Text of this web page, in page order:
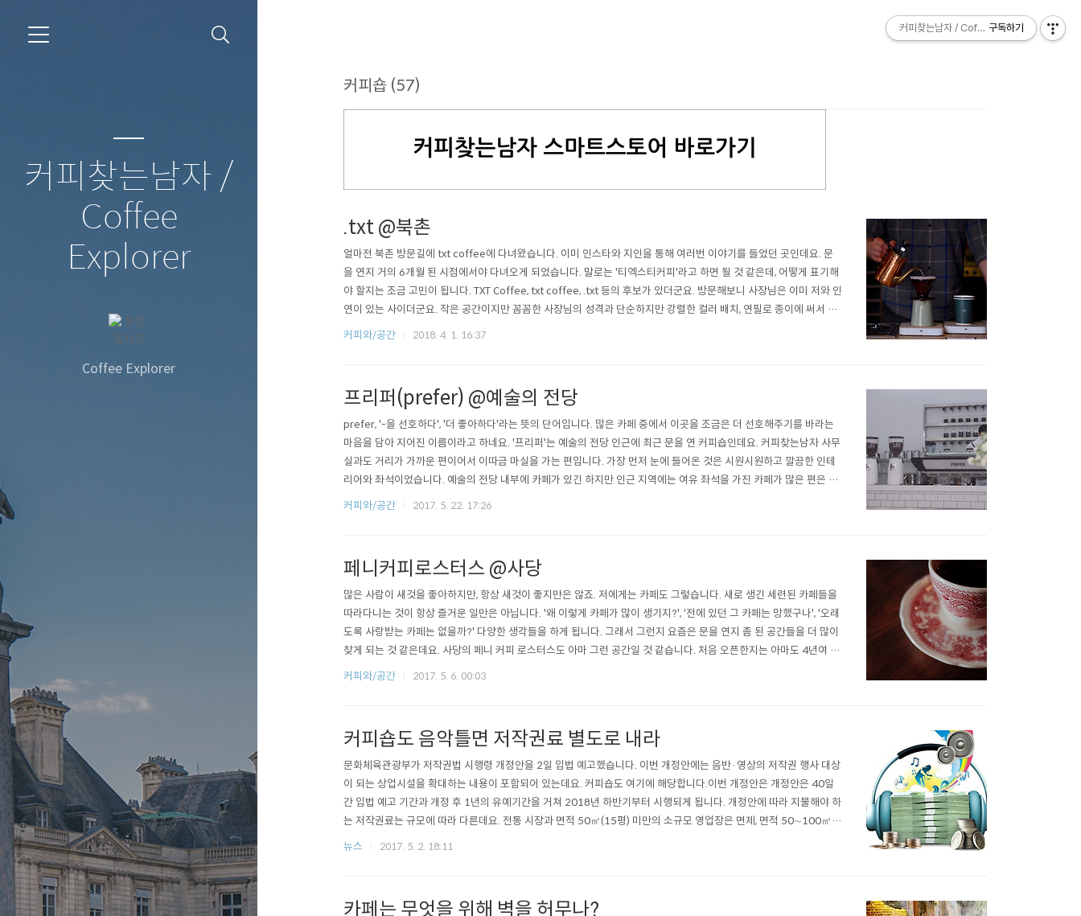
커피찾는남자 /
Coffee
Explorer
Coffee Explorer
커피숍 (57)
커피찾는남자 / Coffee Explorer
구독하기
.txt @북촌
얼마전 북촌 방문길에 txt coffee에 다녀왔습니다. 이미 인스타와 지인을 통해 여러번 이야기를 들었던 곳인데요. 문
을 연지 거의 6개월 된 시점에서야 다녀오게 되었습니다. 말로는 '티엑스티커피'라고 하면 될 것 같은데, 어떻게 표기해
야 할지는 조금 고민이 됩니다. TXT Coffee, txt coffee, .txt 등의 후보가 있더군요. 방문해보니 사장님은 이미 저와 인
연이 있는 사이더군요. 작은 공간이지만 꼼꼼한 사장님의 성격과 단순하지만 강렬한 컬러 배치, 연필로 종이에 써서 주
문하는 방식 등이 기억에 남습니다. 음료 가격은 6천원 선으로 약간 높은 편이지만, 핸드드립은 물론 우유 기반의 커피
커피와/공간 2018. 4. 1. 16:37
프리퍼(prefer) @예술의 전당
prefer, '-을 선호하다', '더 좋아하다'라는 뜻의 단어입니다. 많은 카페 중에서 이곳을 조금은 더 선호해주기를 바라는
마음을 담아 지어진 이름이라고 하네요. '프리퍼'는 예술의 전당 인근에 최근 문을 연 커피숍인데요. 커피찾는남자 사무
실과도 거리가 가까운 편이어서 이따금 마실을 가는 편입니다. 가장 먼저 눈에 들어온 것은 시원시원하고 깔끔한 인테
리어와 좌석이었습니다. 예술의 전당 내부에 카페가 있긴 하지만 인근 지역에는 여유 좌석을 가진 카페가 많은 편은 아
니었는데요. 프리퍼 정도면 제법 좌석이 많은 편인 것 같습니다. 다음으로 인상적이었던 부분은 콜드브루, 브루잉, 라떼
커피와/공간 2017. 5. 22. 17:26
페니커피로스터스 @사당
많은 사람이 새것을 좋아하지만, 항상 새것이 좋지만은 않죠. 저에게는 카페도 그렇습니다. 새로 생긴 세련된 카페들을
따라다니는 것이 항상 즐거운 일만은 아닙니다. '왜 이렇게 카페가 많이 생기지?', '전에 있던 그 카페는 망했구나', '오래
도록 사랑받는 카페는 없을까?' 다양한 생각들을 하게 됩니다. 그래서 그런지 요즘은 문을 연지 좀 된 공간들을 더 많이
찾게 되는 것 같은데요. 사당의 페니 커피 로스터스도 아마 그런 공간일 것 같습니다. 처음 오픈한지는 아마도 4년여 전
인데요. 새로운 것을 찾아 헤매는 사람들이 떠난 자리를, 그 공간을 아늑하게 여기는 사람들이 채우고 있습니다. 2개의
커피와/공간 2017. 5. 6. 00:03
커피숍도 음악틀면 저작권료 별도로 내라
문화체육관광부가 저작권법 시행령 개정안을 2일 입법 예고했습니다. 이번 개정안에는 음반·영상의 저작권 행사 대상
이 되는 상업시설을 확대하는 내용이 포함되어 있는데요. 커피숍도 여기에 해당합니다.이번 개정안은 개정안은 40일
간 입법 예고 기간과 개정 후 1년의 유예기간을 거쳐 2018년 하반기부터 시행되게 됩니다. 개정안에 따라 지불해야 하
는 저작권료는 규모에 따라 다른데요. 전통 시장과 면적 50㎡(15평) 미만의 소규모 영업장은 면제, 면적 50∼100㎡(1
5∼30평) 매장은 월 4천원 정도라고 합니다. 현행의 저작권법은 원칙적으로 입장료를 받지 않는 시설에서의 공연에 대
뉴스 2017. 5. 2. 18:11
카페는 무엇을 위해 벽을 허무나?
커피찾는남자 / Coffee Explorer
구독하기